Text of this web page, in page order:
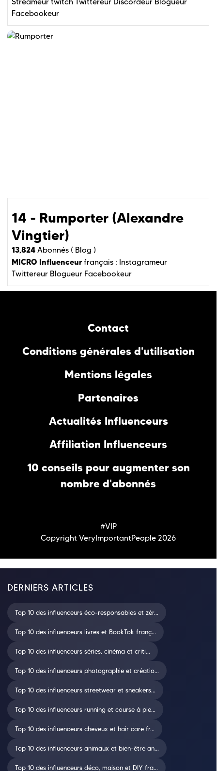
Streameur twitch Twittereur Discordeur Blogueur
Facebookeur
14 - Rumporter (Alexandre
Vingtier)
13,824 Abonnés ( Blog )
MICRO Influenceur français : Instagrameur
Twittereur Blogueur Facebookeur
Contact
Conditions générales d'utilisation
Mentions légales
Partenaires
Actualités Influenceurs
Affiliation Influenceurs
10 conseils pour augmenter son
nombre d'abonnés
#VIP
Copyright VeryImportantPeople 2026
DERNIERS ARTICLES
Top 10 des influenceurs éco-responsables et zér...
Top 10 des influenceurs livres et BookTok franç...
Top 10 des influenceurs séries, cinéma et criti...
Top 10 des influenceurs photographie et créatio...
Top 10 des influenceurs streetwear et sneakers...
Top 10 des influenceurs running et course à pie...
Top 10 des influenceurs cheveux et hair care fr...
Top 10 des influenceurs animaux et bien-être an...
Top 10 des influenceurs déco, maison et DIY fra...